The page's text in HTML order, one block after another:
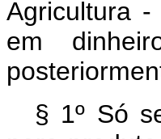
Agricultura
em
§ 1º Só